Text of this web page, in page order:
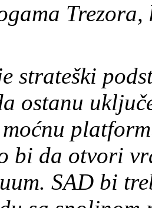
strateški
ostanu
bi da otvori
SAD bi